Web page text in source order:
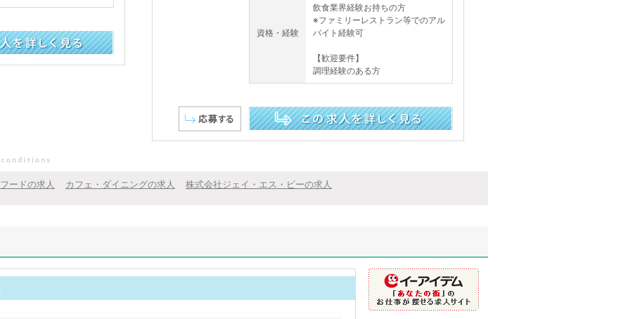
資格・経験
飲食業界経験お持ちの方
※ファミリーレストラン等でのアル
バイト経験可
【歓迎要件】
調理経験のある方
ードの求人 カフェ・ダイニングの求人 株式会社ジェイ・エス・ビーの求人